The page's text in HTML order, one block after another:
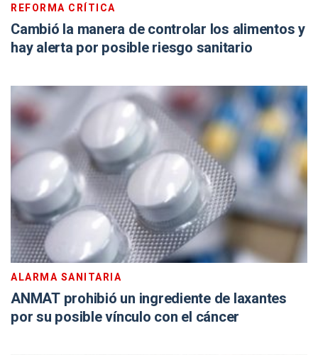
REFORMA CRÍTICA
Cambió la manera de controlar los alimentos y
hay alerta por posible riesgo sanitario
ALARMA SANITARIA
ANMAT prohibió un ingrediente de laxantes
por su posible vínculo con el cáncer